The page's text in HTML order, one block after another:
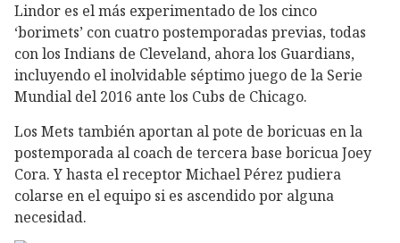
Lindor es el más experimentado de los cinco
‘borimets’ con cuatro postemporadas previas, todas
con los Indians de Cleveland, ahora los Guardians,
incluyendo el inolvidable séptimo juego de la Serie
Mundial del 2016 ante los Cubs de Chicago.
Los Mets también aportan al pote de boricuas en la
postemporada al coach de tercera base boricua Joey
Cora. Y hasta el receptor Michael Pérez pudiera
colarse en el equipo si es ascendido por alguna
necesidad.